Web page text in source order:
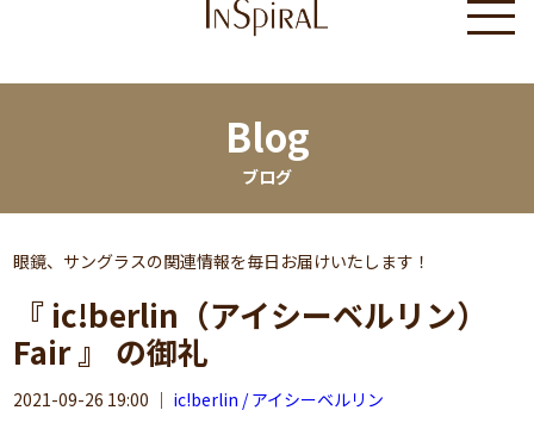
Blog
ブログ
眼鏡、サングラスの関連情報を毎日お届けいたします！
『 ic!berlin（アイシーベルリン）
Fair 』 の御礼
2021-09-26 19:00 ｜ ic!berlin / アイシーベルリン